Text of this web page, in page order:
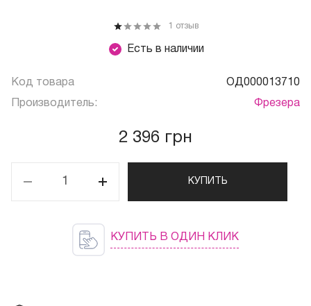
Есть в наличии
1 отзыв
Код товара ОД000013710
Производитель: Фрезера
2 396 грн
КУПИТЬ
КУПИТЬ В ОДИН КЛИК